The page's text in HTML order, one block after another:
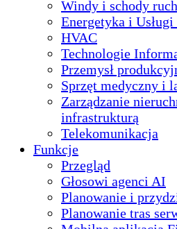
Windy i schody
Energetyka i
HVAC
Technologie
Przemysł
Sprzęt medyczny i
Zarządzanie
infrastrukturą
Telekomunikacja
Funkcje
Przegląd
Głosowi agenci AI
Planowanie i
Planowanie tras